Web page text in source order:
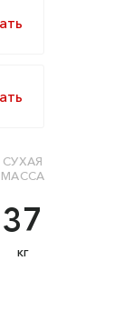
СУХАЯ
МАССА
37
кг